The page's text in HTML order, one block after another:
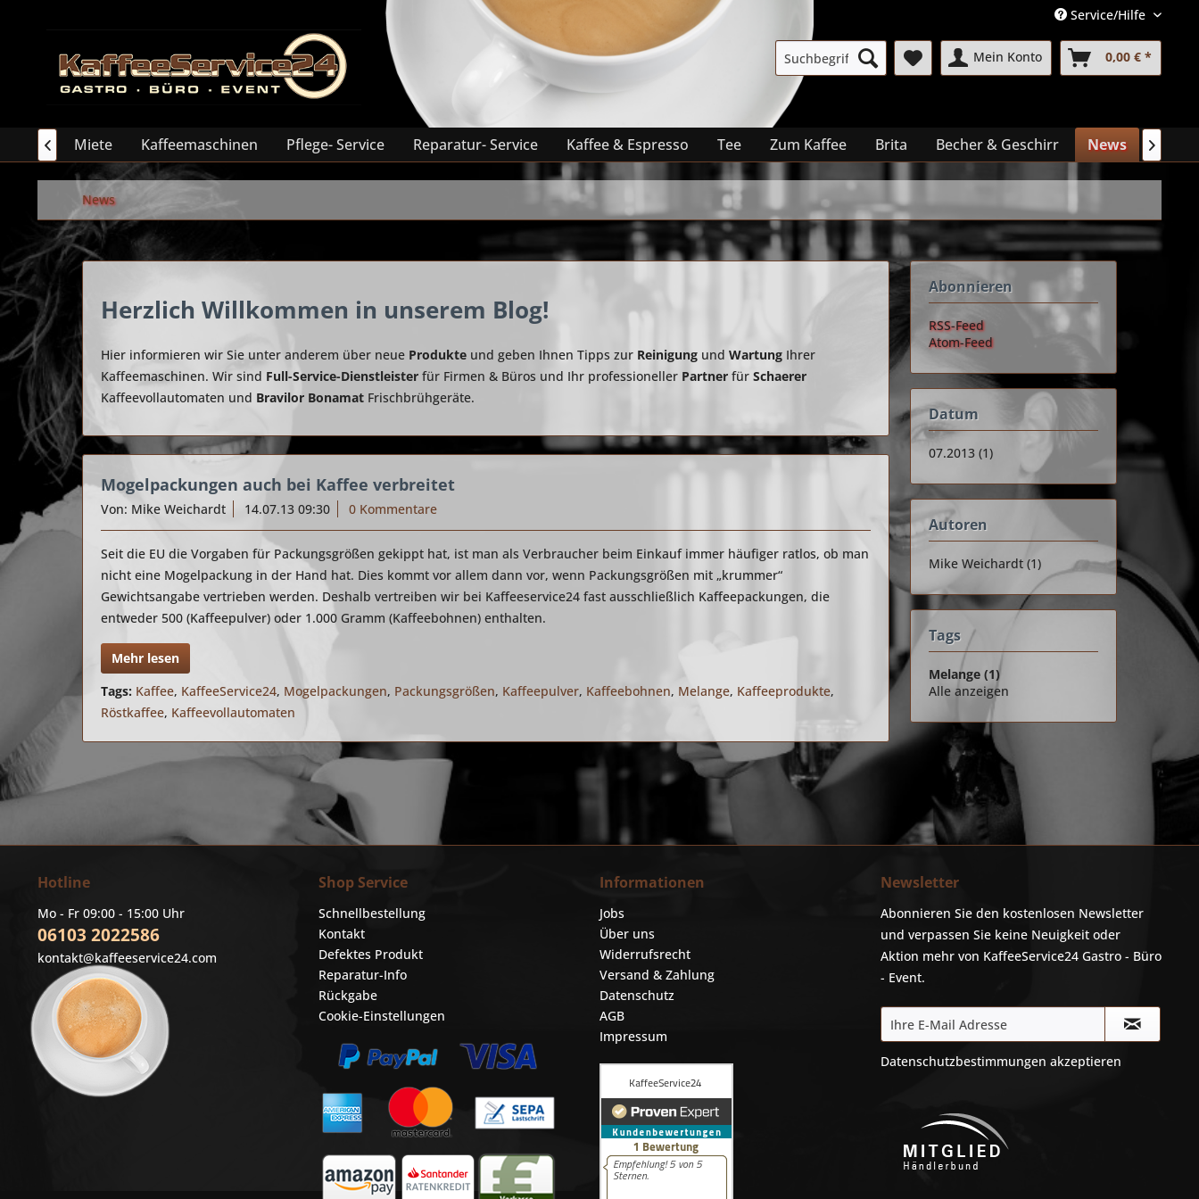
Service/Hilfe
Mein Konto 0,00 € *
Miete Kaffeemaschinen Pflege- Service Reparatur- Service Kaffee & Espresso Tee Zum Kaffee Brita Becher & Geschirr News
 
News
Abonnieren
RSS-Feed
Atom-Feed
Datum
07.2013 (1)
Autoren
Mike Weichardt (1)
Tags
Melange (1)
Alle anzeigen
Herzlich Willkommen in unserem Blog!
Hier informieren wir Sie unter anderem über neue Produkte und geben Ihnen Tipps zur Reinigung und Wartung Ihrer
Kaffeemaschinen. Wir sind Full-Service-Dienstleister für Firmen & Büros und Ihr professioneller Partner für Schaerer
Kaffeevollautomaten und Bravilor Bonamat Frischbrühgeräte.
Mogelpackungen auch bei Kaffee verbreitet
Von: Mike Weichardt 14.07.13 09:30 0 Kommentare
Seit die EU die Vorgaben für Packungsgrößen gekippt hat, ist man als Verbraucher beim Einkauf immer häufiger ratlos, ob man
nicht eine Mogelpackung in der Hand hat. Dies kommt vor allem dann vor, wenn Packungsgrößen mit „krummer“
Gewichtsangabe vertrieben werden. Deshalb vertreiben wir bei Kaffeeservice24 fast ausschließlich Kaffeepackungen, die
entweder 500 (Kaffeepulver) oder 1.000 Gramm (Kaffeebohnen) enthalten.
Mehr lesen
Tags: Kaffee, KaffeeService24, Mogelpackungen, Packungsgrößen, Kaffeepulver, Kaffeebohnen, Melange, Kaffeeprodukte,
Röstkaffee, Kaffeevollautomaten
Hotline
Mo - Fr 09:00 - 15:00 Uhr
06103 2022586
kontakt@kaffeeservice24.com
Shop Service
Schnellbestellung
Kontakt
Defektes Produkt
Reparatur-Info
Rückgabe
Cookie-Einstellungen
Informationen
Jobs
Über uns
Widerrufsrecht
Versand & Zahlung
Datenschutz
AGB
Impressum
Newsletter
Abonnieren Sie den kostenlosen Newsletter
und verpassen Sie keine Neuigkeit oder
Aktion mehr von KaffeeService24 Gastro - Büro
- Event.
Datenschutzbestimmungen akzeptieren